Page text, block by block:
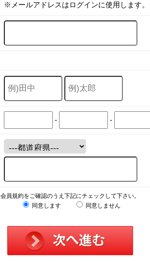
※メールアドレスはログインに使用します。
- -
会員規約をご確認のうえ下記にチェックして下さい。
同意します
同意しません